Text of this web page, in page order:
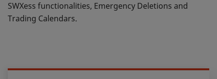
SWXess functionalities, Emergency Deletions and
Trading Calendars.